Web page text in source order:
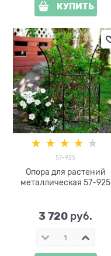
КУПИТЬ
57-925
Опора для растений
металлическая 57-925
3 720 руб.